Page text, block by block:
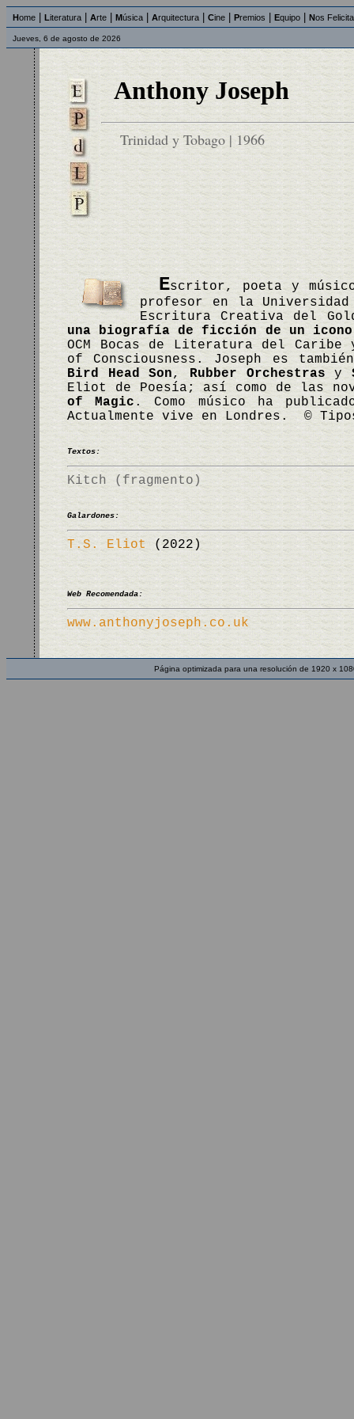
Home Literatura Arte Música Arquitectura Cine Premios Equipo Nos
Jueves, 6 de agosto de 2026
Anthony Joseph
Trinidad y Tobago | 1966
Escritor, poeta y
profesor en la
Escritura Creativa del
una biografía de ficción de un
OCM Bocas de Literatura del
of Consciousness. Joseph es
Bird Head Son, Rubber Orchestrasy
Eliot de Poesía; así como de las
of Magic . Como músico ha
Actualmente vive en Londres. ©
Textos:
Kitch (fragmento)
Galardones:
T.S. Eliot (2022)
Web Recomendada:
www.anthonyjoseph.co.uk
Página optimizada para una resolución de 1920 x